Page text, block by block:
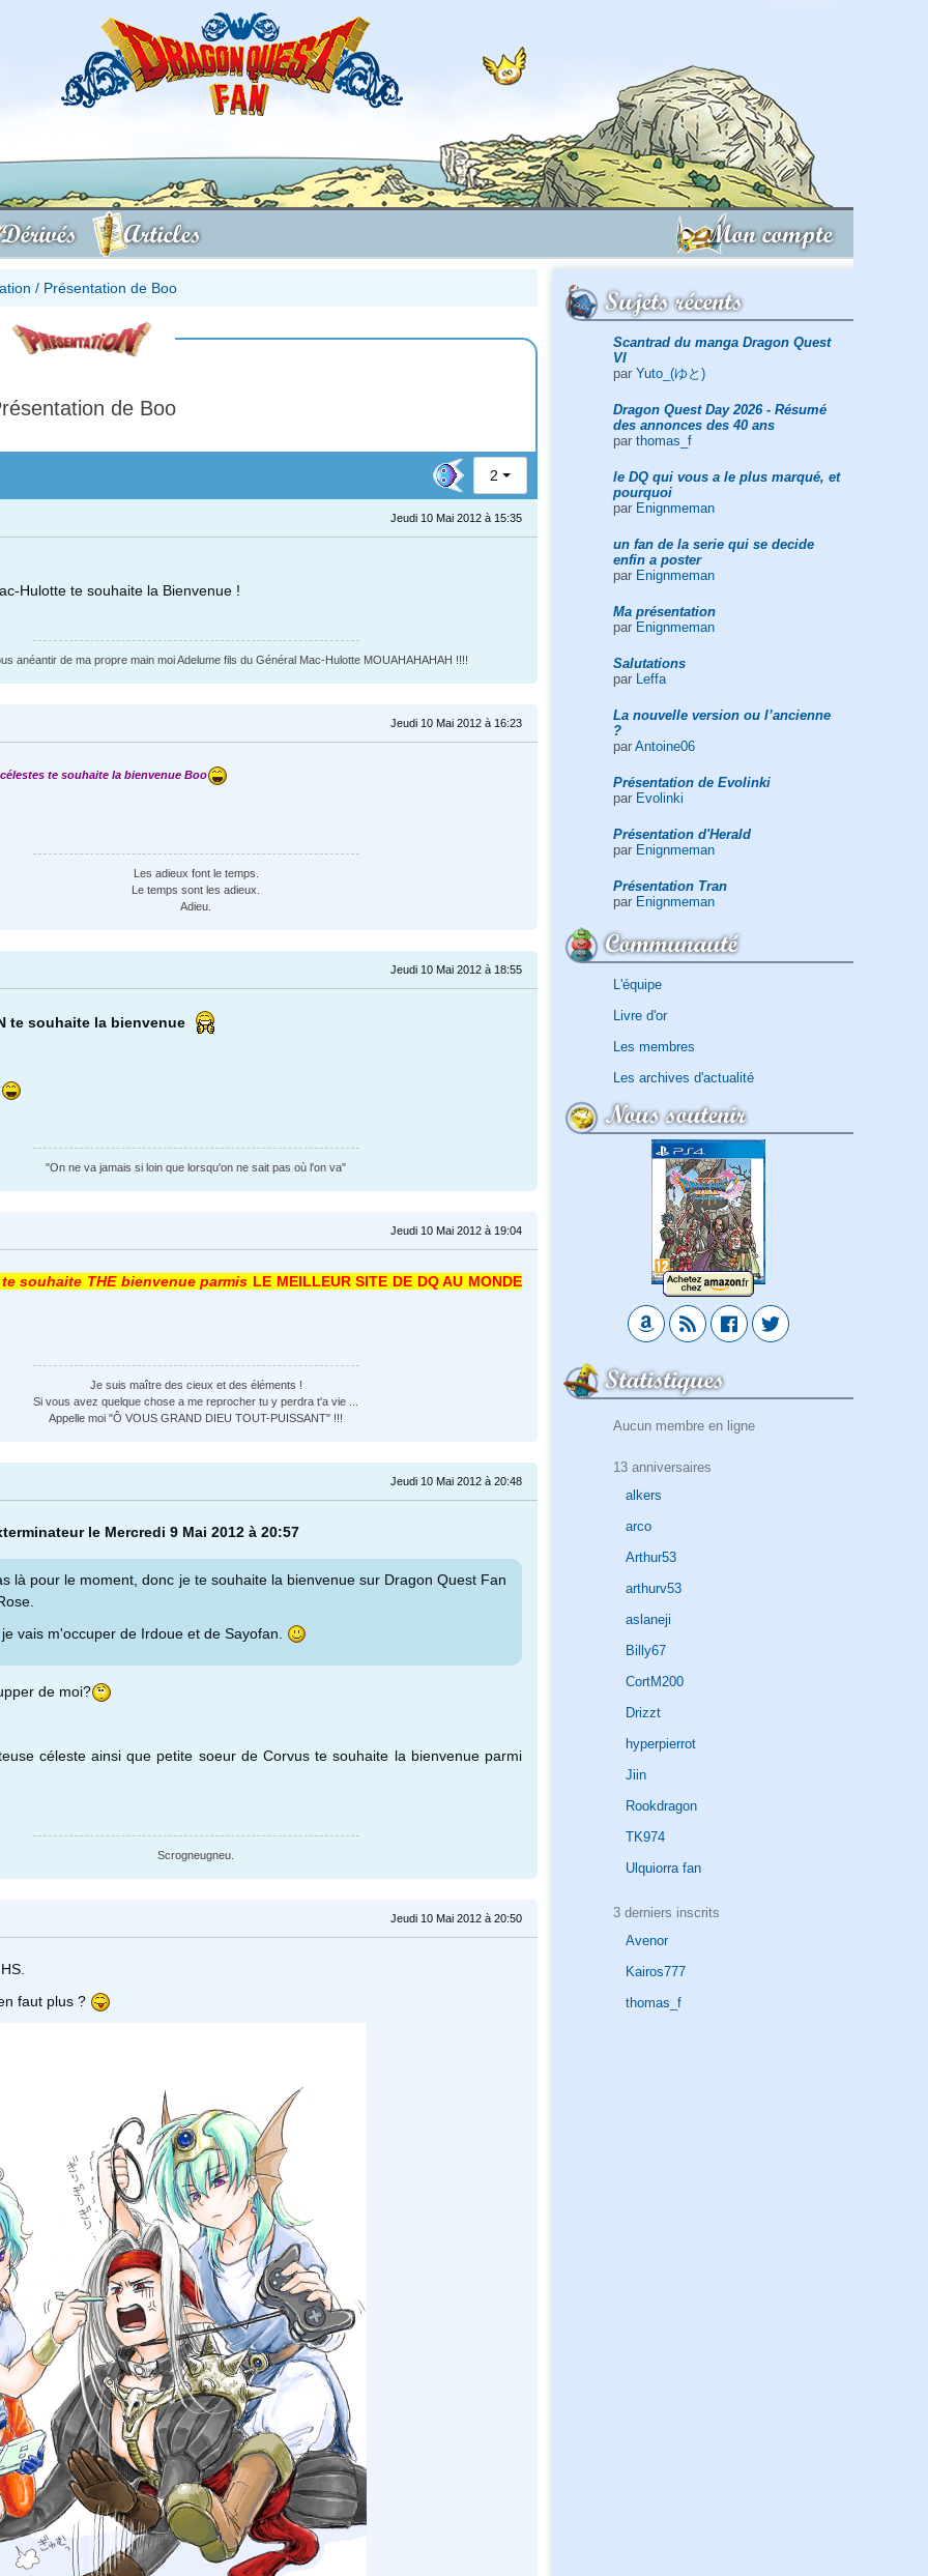
Dérivés Articles Mon compte
Sujets récents
Scantrad du manga Dragon Quest
VI
par Yuto_(ゆと)
Dragon Quest Day 2026 - Résumé
des annonces des 40 ans
par thomas_f
le DQ qui vous a le plus marqué, et
pourquoi
par Enignmeman
un fan de la serie qui se decide
enfin a poster
par Enignmeman
Ma présentation
par Enignmeman
Salutations
par
Leffa
La nouvelle version ou l’ancienne
?
par Antoine06
Présentation de Evolinki
par Evolinki
Présentation d'Herald
par Enignmeman
Présentation Tran
par Enignmeman
Communauté
L'équipe
Livre d'or
Les membres
Les archives d'actualité
Nous soutenir
Statistiques
Aucun membre en ligne
13 anniversaires
alkers
arco
Arthur53
arthurv53
aslaneji
Billy67
CortM200
Drizzt
hyperpierrot
Jiin
Rookdragon
TK974
Ulquiorra fan
3 derniers inscrits
Avenor
Kairos777
thomas_f
/ Présentation de Boo
de Boo
2
Jeudi 10 Mai 2012 à 15:35
Hulotte te souhaite la Bienvenue !
anéantir de ma propre main moi Adelume fils du Général Mac-Hulotte MOUAHAHAHAH !!!!
Jeudi 10 Mai 2012 à 16:23
te souhaite la bienvenue Boo
Les adieux font le temps.
Le temps sont les adieux.
Adieu.
Jeudi 10 Mai 2012 à 18:55
te souhaite la bienvenue
"On ne va jamais si loin que lorsqu'on ne sait pas où l'on va"
Jeudi 10 Mai 2012 à 19:04
souhaite THE bienvenue parmis LE MEILLEUR SITE DE DQ AU MONDE
Je suis maître des cieux et des éléments !
Si vous avez quelque chose a me reprocher tu y perdra t'a vie ...
Appelle moi "Ô VOUS GRAND DIEU TOUT-PUISSANT" !!!
Jeudi 10 Mai 2012 à 20:48
le Mercredi 9 Mai 2012 à 20:57
là pour le moment, donc je te souhaite la bienvenue sur Dragon Quest Fan
vais m'occuper de Irdoue et de Sayofan.
de moi?
céleste ainsi que petite soeur de Corvus te souhaite la bienvenue parmi
Scrogneugneu.
Jeudi 10 Mai 2012 à 20:50
faut plus ?